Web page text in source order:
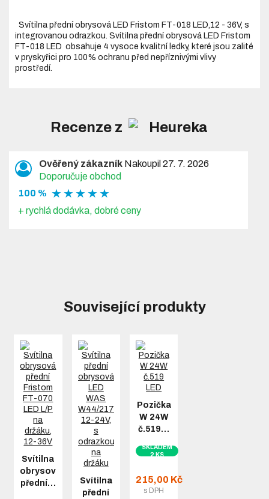
Svítilna přední obrysová LED Fristom FT-018 LED,12 - 36V, s
integrovanou odrazkou. Svítilna přední obrysová LED Fristom
FT-018 LED obsahuje 4 vysoce kvalitní ledky, které jsou zalité
v pryskyřici pro 100% ochranu před nepříznivými vlivy
prostředí.
Recenze z
Ověřený zákazník Nakoupil 27. 7. 2026
Doporučuje obchod
100 % ★ ★ ★ ★ ★
+ rychlá dodávka, dobré ceny
Související produkty
Svítilna
obrysová
přední…
Svítilna
přední
Pozička
W 24W
č.519…
SKLADEM
2 KS
215,00 Kč
s DPH